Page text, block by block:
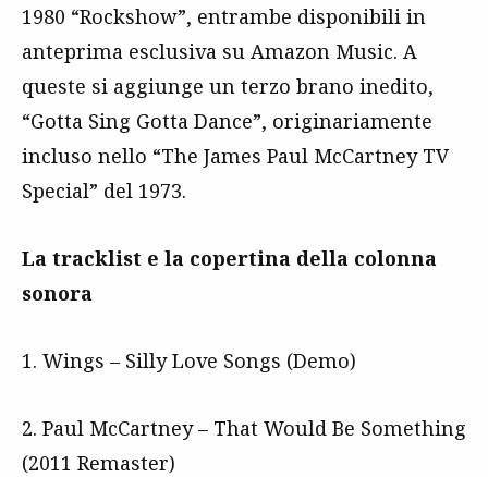
1980 “Rockshow”, entrambe disponibili in
anteprima esclusiva su Amazon Music. A
queste si aggiunge un terzo brano inedito,
“Gotta Sing Gotta Dance”, originariamente
incluso nello “The James Paul McCartney TV
Special” del 1973.
La tracklist e la copertina della colonna
sonora
1. Wings – Silly Love Songs (Demo)
2. Paul McCartney – That Would Be Something
(2011 Remaster)